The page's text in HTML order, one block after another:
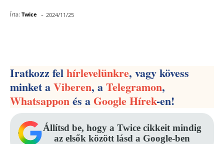
Írta: Twice - 2024/11/25
Iratkozz felhírlevelünkre, vagy kövess
minket aViberen, aTelegramon,
Whatsapponés aGoogle Hírek-en!
Állítsd be, hogy a Twice cikkeit mindig
az elsők között lásd a Google-ben